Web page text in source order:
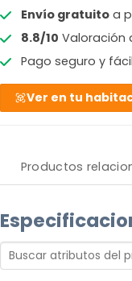
Envío gratuitoa
8.8/10 Valoración
Pago seguro y fácil
Ver en tu
Productos